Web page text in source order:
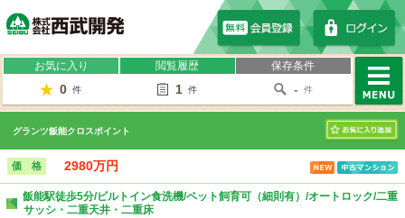
お気に入り
0 件
閲覧履歴
1 件
保存条件
- 件
MENU
グランツ飯能クロスポイント
お気に入り
価 格 2980万円
飯能駅徒歩5分/ビルトイン食洗機/ペット飼育可（細則有）/オートロック/二重
サッシ・二重天井・二重床